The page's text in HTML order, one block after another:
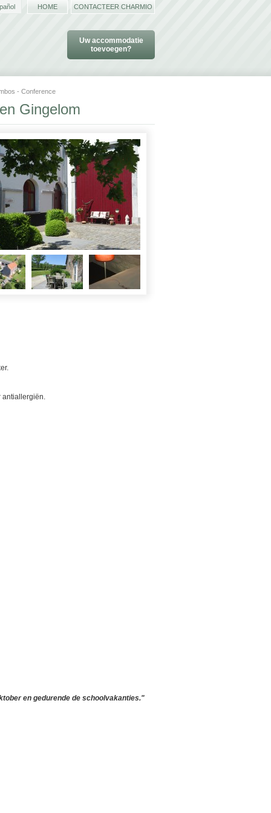
Uw accommodatie
toevoegen?
HOME CONTACTEER CHARMIO
- Conference
Gingelom
antiallergiën.
en gedurende de schoolvakanties."